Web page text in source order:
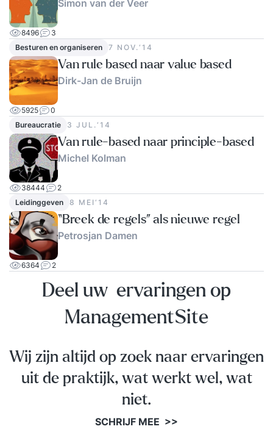
Simon van der Veer
8496
3
Besturen en organiseren
7 NOV.‘14
Van rule based naar value based
Dirk-Jan de Bruijn
5925
0
Bureaucratie
3 JUL.‘14
Van rule-based naar principle-based
Michel Kolman
38444
2
Leidinggeven
8 MEI‘14
“Breek de regels” als nieuwe regel
Petrosjan Damen
6364 2
Deel uw ervaringen op
ManagementSite
Wij zijn altijd op zoek naar ervaringen
uit de praktijk, wat werkt wel, wat
niet.
SCHRIJF MEE >>